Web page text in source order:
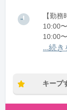
【勤
10:00
10:00
平日の
...続き
キープ